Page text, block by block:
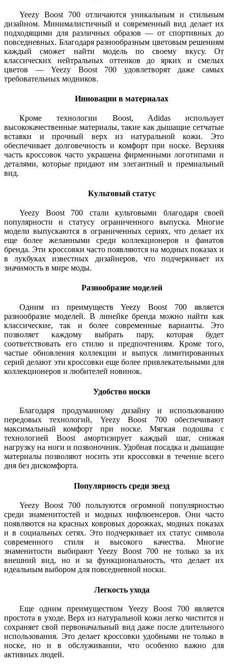
Yeezy Boost 700 отличаются уникальным и стильным
дизайном. Минималистичный и современный вид делает их
подходящими для различных образов — от спортивных до
повседневных. Благодаря разнообразным цветовым решениям
каждый сможет найти модель по своему вкусу. От
классических нейтральных оттенков до ярких и смелых
цветов — Yeezy Boost 700 удовлетворят даже самых
требовательных модников.
Инновации в материалах
Кроме технологии Boost, Adidas использует
высококачественные материалы, такие как дышащие сетчатые
вставки и прочный верх из натуральной кожи. Это
обеспечивает долговечность и комфорт при носке. Верхняя
часть кроссовок часто украшена фирменными логотипами и
деталями, которые придают им элегантный и премиальный
вид.
Культовый статус
Yeezy Boost 700 стали культовыми благодаря своей
популярности и статусу ограниченного выпуска. Многие
модели выпускаются в ограниченных сериях, что делает их
еще более желанными среди коллекционеров и фанатов
бренда. Эти кроссовки часто появляются на модных показах и
в лукбуках известных дизайнеров, что подчеркивает их
значимость в мире моды.
Разнообразие моделей
Одним из преимуществ Yeezy Boost 700 является
разнообразие моделей. В линейке бренда можно найти как
классические, так и более современные варианты. Это
позволяет каждому выбрать пару, которая будет
соответствовать его стилю и предпочтениям. Кроме того,
частые обновления коллекции и выпуск лимитированных
серий делают эти кроссовки еще более привлекательными для
коллекционеров и любителей новинок.
Удобство носки
Благодаря продуманному дизайну и использованию
передовых технологий, Yeezy Boost 700 обеспечивают
максимальный комфорт при носке. Мягкая подошва с
технологией Boost амортизирует каждый шаг, снижая
нагрузку на ноги и позвоночник. Удобная посадка и дышащие
материалы позволяют носить эти кроссовки в течение всего
дня без дискомфорта.
Популярность среди звезд
Yeezy Boost 700 пользуются огромной популярностью
среди знаменитостей и модных инфлюенсеров. Они часто
появляются на красных ковровых дорожках, модных показах
и в социальных сетях. Это подчеркивает их статус символа
современного стиля и высокого качества. Многие
знаменитости выбирают Yeezy Boost 700 не только за их
внешний вид, но и за функциональность, что делает их
идеальным выбором для повседневной носки.
Легкость ухода
Еще одним преимуществом Yeezy Boost 700 является
простота в уходе. Верх из натуральной кожи легко чистится и
сохраняет свой первоначальный вид даже после длительного
использования. Это делает кроссовки удобными не только в
носке, но и в обслуживании, что особенно важно для
активных людей.